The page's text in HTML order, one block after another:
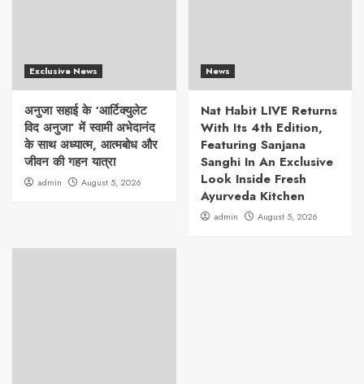
Exclusive News
अनुजा सहाई के ‘आर्टिक्युलेट
विद अनुजा’ में स्वामी अभेदानंद
के साथ अध्यात्म, आत्मबोध और
जीवन की गहन यात्रा
admin August 5, 2026
News
Nat Habit LIVE Returns
With Its 4th Edition,
Featuring Sanjana
Sanghi In An Exclusive
Look Inside Fresh
Ayurveda Kitchen
admin August 5, 2026